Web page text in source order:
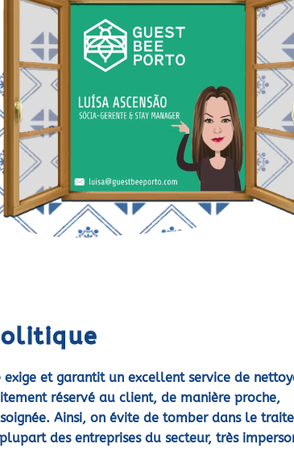
et garantit un excellent service de
réservé au client, de manière proche,
Ainsi, on évite de tomber dans le
des entreprises du secteur, très